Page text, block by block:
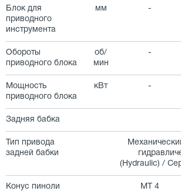
Блок для
приводного
инструмента
мм -
Обороты
приводного блока
об/
мин
-
Мощность
приводного блока
кВт -
Задняя бабка
Тип привода
задней бабки
(Hydraulic) /
Конус пиноли
МТ 4